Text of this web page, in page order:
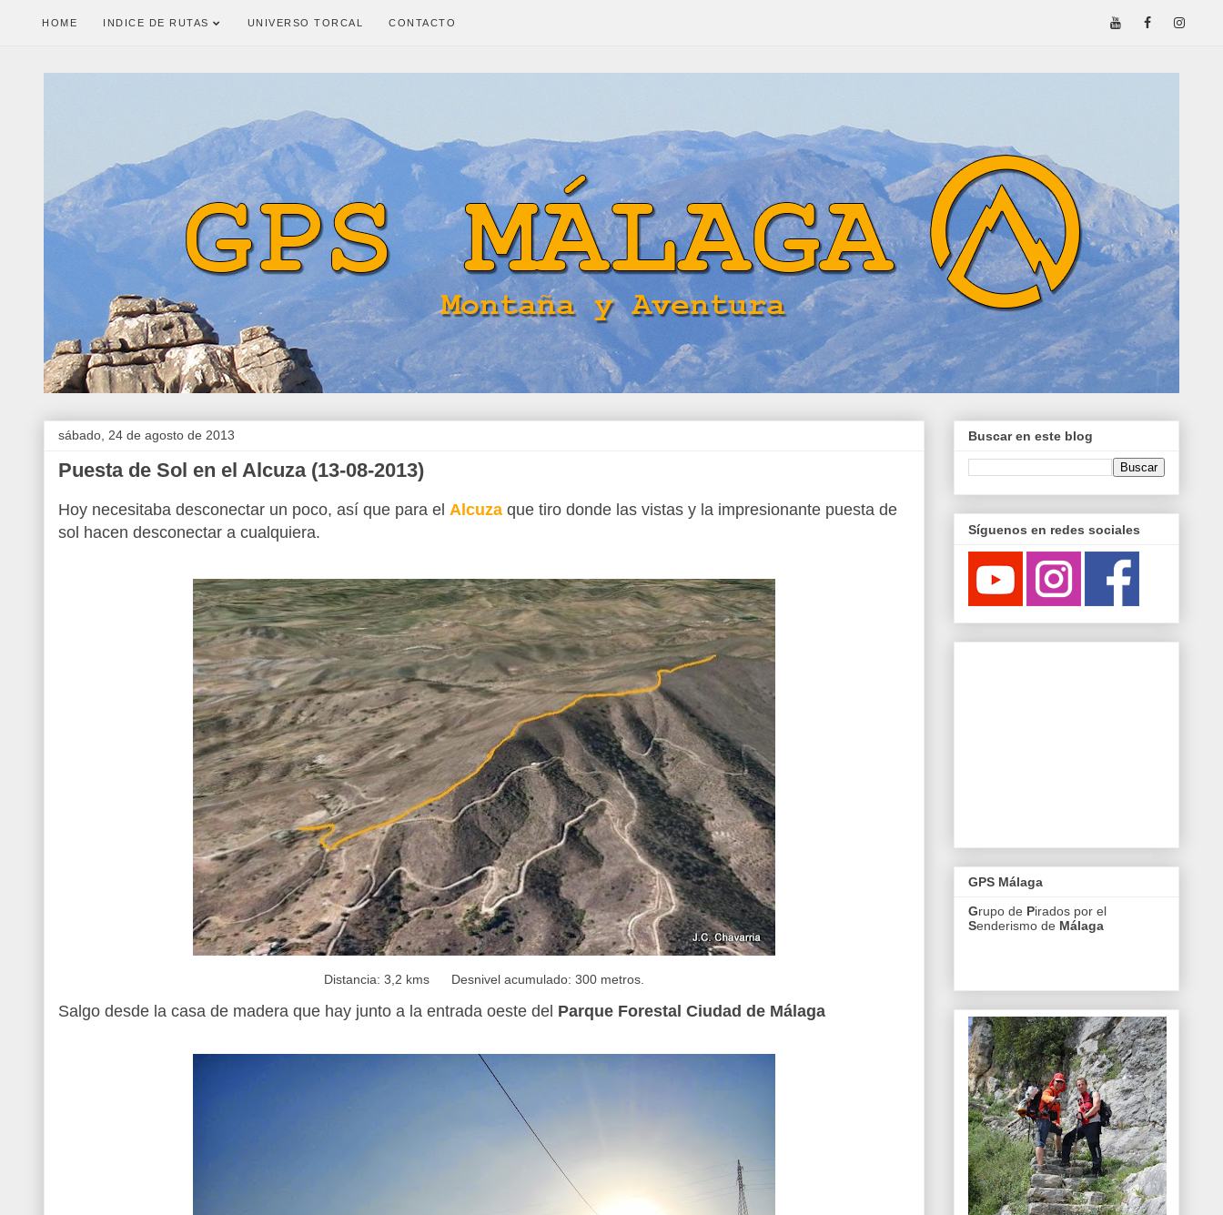
HOME INDICE DE RUTAS UNIVERSO TORCAL CONTACTO
sábado, 24 de agosto de 2013
Puesta de Sol en el Alcuza (13-08-2013)
Hoy necesitaba desconectar un poco, así que para el Alcuza que tiro donde las vistas y la impresionante puesta de
sol hacen desconectar a cualquiera.
Distancia: 3,2 kms Desnivel acumulado: 300 metros.
Salgo desde la casa de madera que hay junto a la entrada oeste del Parque Forestal Ciudad de Málaga
Buscar en este blog
Síguenos en redes sociales
GPS Málaga
Grupo de Pirados por el
Senderismo de Málaga